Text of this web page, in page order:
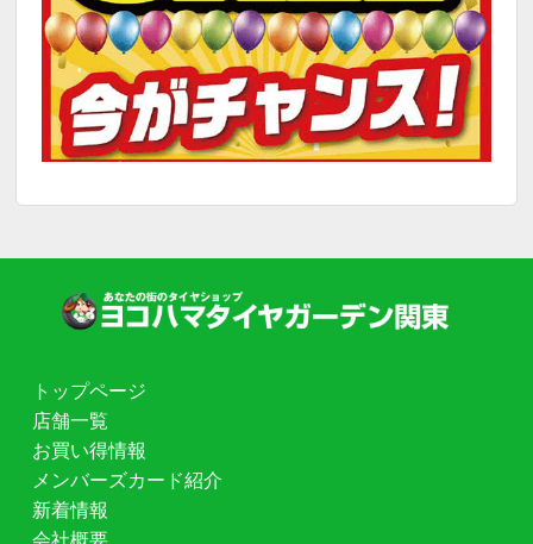
トップページ
店舗一覧
お買い得情報
メンバーズカード紹介
新着情報